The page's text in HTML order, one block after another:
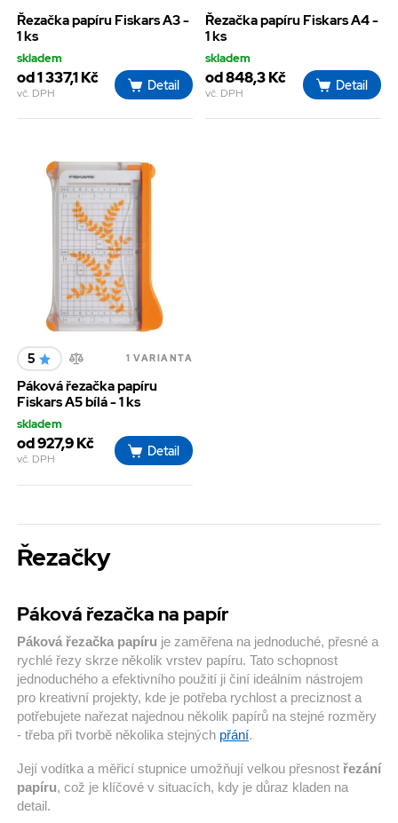
Řezačka papíru Fiskars A3 -
1 ks
skladem
od 1 337,1 Kč
vč. DPH
Detail
Řezačka papíru Fiskars A4 -
1 ks
skladem
od 848,3 Kč
vč. DPH
Detail
5 1 VARIANTA
Páková řezačka papíru
Fiskars A5 bílá - 1 ks
skladem
od 927,9 Kč
vč. DPH
Detail
Řezačky
Páková řezačka na papír
Páková řezačka papíru je zaměřena na jednoduché, přesné a
rychlé řezy skrze několik vrstev papíru. Tato schopnost
jednoduchého a efektivního použití ji činí ideálním nástrojem
pro kreativní projekty, kde je potřeba rychlost a preciznost a
potřebujete nařezat najednou několik papírů na stejné rozměry
- třeba při tvorbě několika stejných přání.
Její vodítka a měřicí stupnice umožňují velkou přesnost řezání
papíru, což je klíčové v situacích, kdy je důraz kladen na
detail.